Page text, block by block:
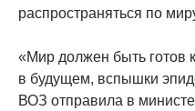
распространяться по
«Мир должен быть готов
в будущем, вспышки
ВОЗ отправила в